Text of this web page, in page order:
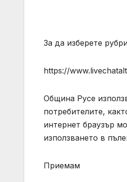
За да изберете
https://
Община Русе
потребителите,
интернет браузър
използването в
Приемам